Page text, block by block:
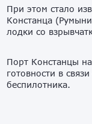
При этом стало
Констанца
лодки со
Порт Констанцы
готовности в
беспилотника.